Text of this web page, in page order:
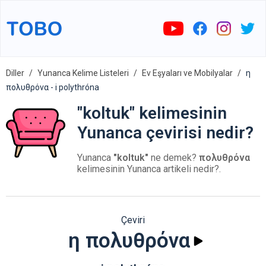
Diller Yunanca Kelime Listeleri Ev Eşyaları ve Mobilyalar
η
πολυθρόνα - i polythróna
"koltuk" kelimesinin
Yunanca çevirisi nedir?
Yunanca "koltuk" ne demek? πολυθρόνα
kelimesinin Yunanca artikeli nedir?.
Çeviri
η πολυθρόνα